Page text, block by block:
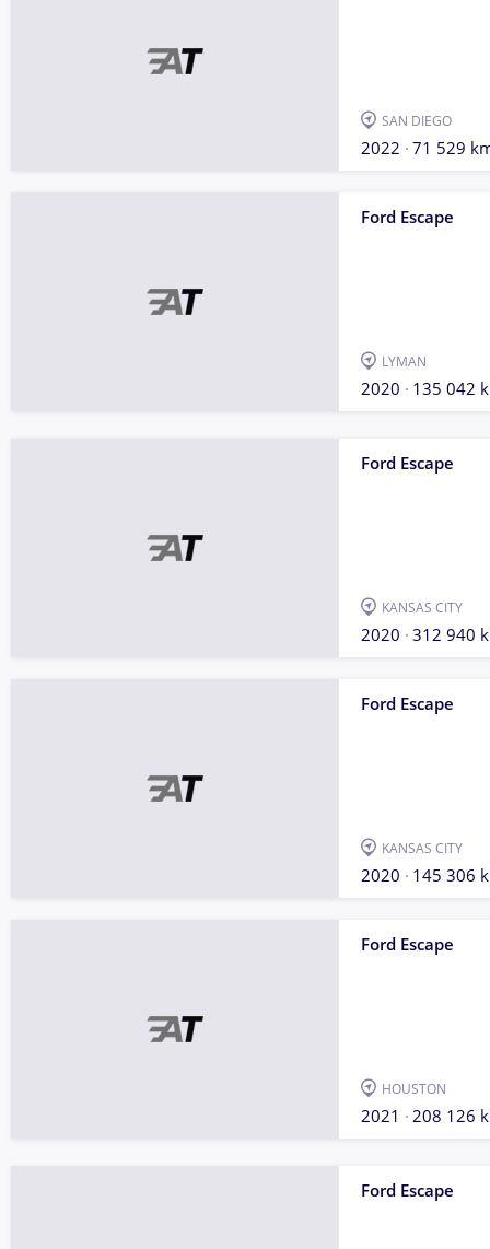
SAN DIEGO
2022 71 529
Ford Escape
LYMAN
2020 135 042
Ford Escape
KANSAS CITY
2020 312 940
Ford Escape
KANSAS CITY
2020 145 306
Ford Escape
HOUSTON
2021 208 126
Ford Escape